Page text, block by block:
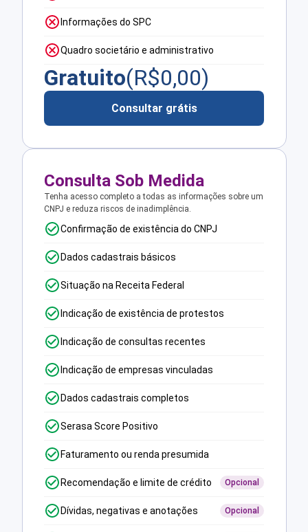
Informações do SPC
Quadro societário e administrativo
Gratuito(R$0,00)
Consultar grátis
Consulta Sob Medida
Tenha acesso completo a todas as informações sobre um
CNPJ e reduza riscos de inadimplência.
Confirmação de existência do CNPJ
Dados cadastrais básicos
Situação na Receita Federal
Indicação de existência de protestos
Indicação de consultas recentes
Indicação de empresas vinculadas
Dados cadastrais completos
Serasa Score Positivo
Faturamento ou renda presumida
Recomendação e limite de crédito Opcional
Dívidas, negativas e anotações Opcional